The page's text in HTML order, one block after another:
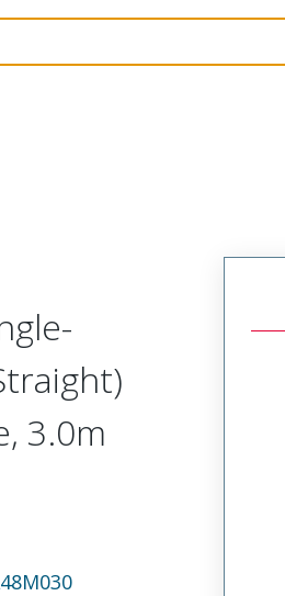
130063 1300630092
3.0m